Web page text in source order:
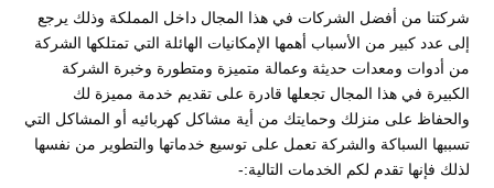
شركتنا من أفضل الشركات في هذا المجال داخل المملكة وذلك يرجع
إلى عدد كبير من الأسباب أهمها الإمكانيات الهائلة التي تمتلكها الشركة
من أدوات ومعدات حديثة وعمالة متميزة ومتطورة وخبرة الشركة
الكبيرة في هذا المجال تجعلها قادرة على تقديم خدمة مميزة لك
والحفاظ على منزلك وحمايتك من أية مشاكل كهربائيه أو المشاكل التي
تسببها السباكة والشركة تعمل على توسيع خدماتها والتطوير من نفسها
لذلك فإنها تقدم لكم الخدمات التالية:-